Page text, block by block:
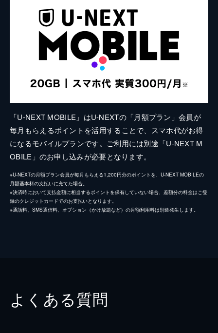
「U-NEXT MOBILE」はU-NEXTの「月額プラン」会員が
毎月もらえるポイントを活用することで、スマホ代がお得
になるモバイルプランです。ご利用には別途「U-NEXT M
OBILE」のお申し込みが必要となります。
※U-NEXTの月額プラン会員が毎月もらえる1,200円分のポイントを、U-NEXT MOBILEの
月額基本料の支払いに充てた場合。
※決済時において支払金額に相当するポイントを保有していない場合、差額分の料金はご登
録のクレジットカードでのお支払いとなります。
※通話料、SMS通信料、オプション（かけ放題など）の月額利用料は別途発生します。
よくある質問